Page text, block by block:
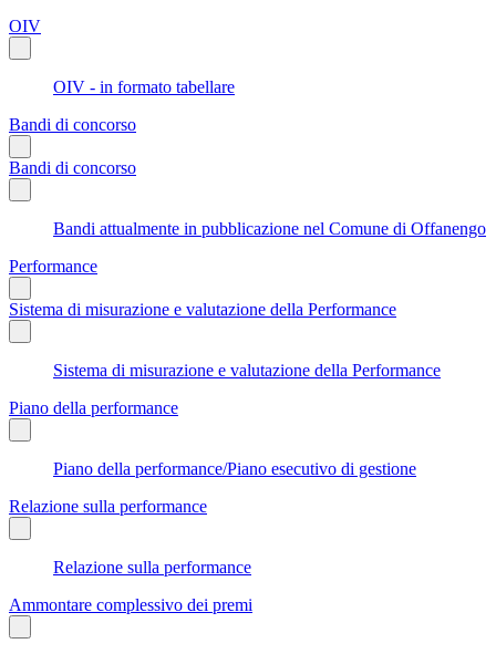
OIV
OIV - in formato tabellare
Bandi di concorso
Bandi di concorso
Bandi attualmente in pubblicazione nel Comune di Offanengo
Performance
Sistema di misurazione e valutazione della Performance
Sistema di misurazione e valutazione della Performance
Piano della performance
Piano della performance/Piano esecutivo di gestione
Relazione sulla performance
Relazione sulla performance
Ammontare complessivo dei premi